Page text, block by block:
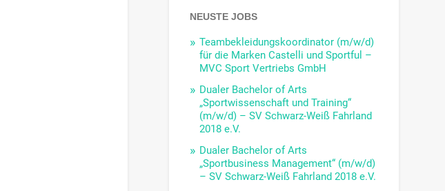
NEUSTE JOBS
Teambekleidungskoordinator (m/w/d)
für die Marken Castelli und Sportful –
MVC Sport Vertriebs GmbH
Dualer Bachelor of Arts
„Sportwissenschaft und Training“
(m/w/d) – SV Schwarz-Weiß Fahrland
2018 e.V.
Dualer Bachelor of Arts
„Sportbusiness Management“ (m/w/d)
– SV Schwarz-Weiß Fahrland 2018 e.V.